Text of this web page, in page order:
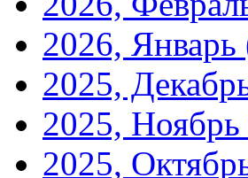
2026, Январь
2025,
2025, Ноябрь
2025,